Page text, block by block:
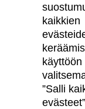
Käyttöehdot
Oma
kaikkien
käyttöön
”Salli